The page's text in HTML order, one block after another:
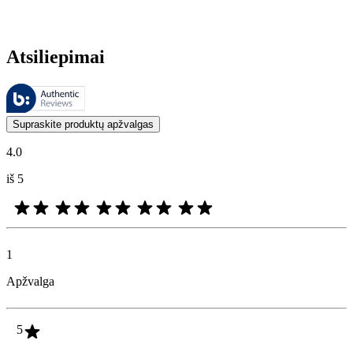
Atsiliepimai
Šiuos atsiliepimus tvarko „Bazaarvoice“ ir jie atitinka
Klientų nuomonės, pateikiamos kaip produktų ir žvaigždučių
Supraskite produktų apžvalgas
4.0
iš 5
1
Apžvalga
5